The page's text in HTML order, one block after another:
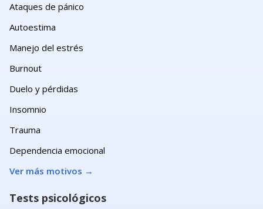
Ataques de pánico
Autoestima
Manejo del estrés
Burnout
Duelo y pérdidas
Insomnio
Trauma
Dependencia emocional
Ver más motivos →
Tests psicológicos